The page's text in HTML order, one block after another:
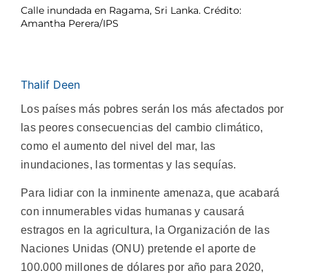
Calle inundada en Ragama, Sri Lanka. Crédito:
Amantha Perera/IPS
Thalif Deen
Los países más pobres serán los más afectados por
las peores consecuencias del cambio climático,
como el aumento del nivel del mar, las
inundaciones, las tormentas y las sequías.
Para lidiar con la inminente amenaza, que acabará
con innumerables vidas humanas y causará
estragos en la agricultura, la Organización de las
Naciones Unidas (ONU) pretende el aporte de
100.000 millones de dólares por año para 2020,